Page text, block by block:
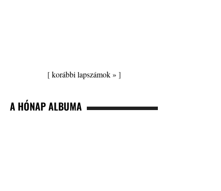
[korábbi lapszámok » ]
A HÓNAP ALBUMA